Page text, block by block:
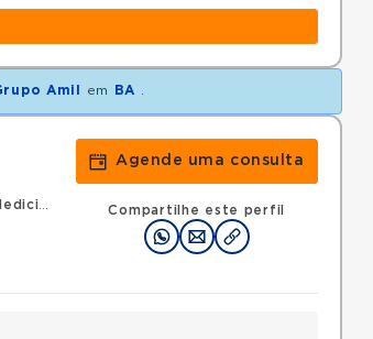
Amil em BA
trabalho
Agende uma consulta
Compartilhe este perfil